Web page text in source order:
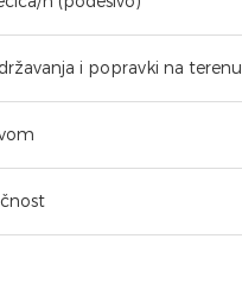
i popravki na terenu